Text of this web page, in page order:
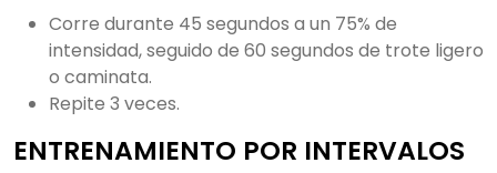
Corre durante 45 segundos a un 75% de
intensidad, seguido de 60 segundos de trote ligero
o caminata.
Repite 3 veces.
ENTRENAMIENTO POR INTERVALOS